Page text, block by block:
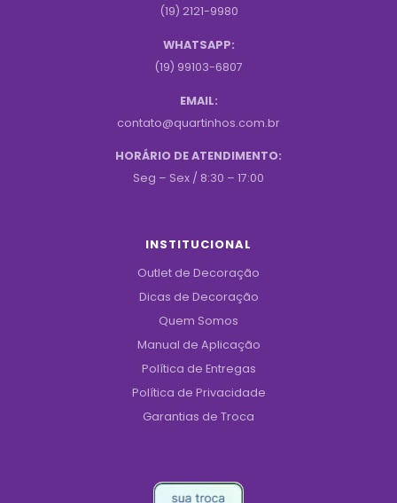
(19) 2121-9980
WHATSAPP:
(19) 99103-6807
EMAIL:
contato@quartinhos.com.br
HORÁRIO DE ATENDIMENTO:
Seg – Sex / 8:30 – 17:00
INSTITUCIONAL
Outlet de Decoração
Dicas de Decoração
Quem Somos
Manual de Aplicação
Política de Entregas
Política de Privacidade
Garantias de Troca